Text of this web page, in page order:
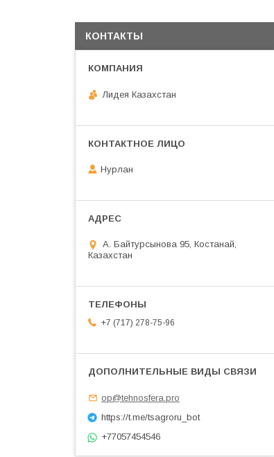
КОНТАКТЫ
Лидея Казахстан
Нурлан
А. Байтурсынова 95, Костанай,
Казахстан
+7 (717) 278-75-96
op@tehnosfera.pro
https://t.me/tsagroru_bot
+77057454546